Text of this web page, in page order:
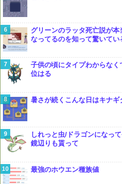
グリーンのラッタ死亡説が
なってるのを知って驚いてい
子供の頃にタイプわからな
位はる
暑さが続くこんな日はキナギ
しれっと虫/ドラゴンになっ
鏡辺りも貰って
最強のホウエン種族値